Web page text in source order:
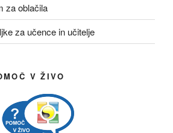
za oblačila
za učence in učitelje
V ŽIVO